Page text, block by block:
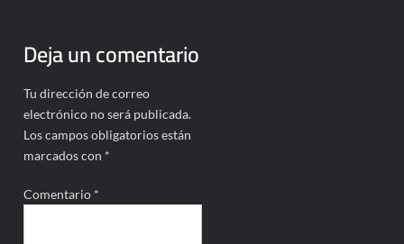
Deja un comentario
Tu dirección de correo
electrónico no será publicada.
Los campos obligatorios están
marcados con *
Comentario *